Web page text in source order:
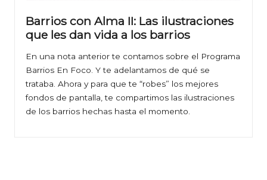
Barrios con Alma II: Las ilustraciones
que les dan vida a los barrios
En una nota anterior te contamos sobre el Programa
Barrios En Foco. Y te adelantamos de qué se
trataba. Ahora y para que te “robes” los mejores
fondos de pantalla, te compartimos las ilustraciones
de los barrios hechas hasta el momento.